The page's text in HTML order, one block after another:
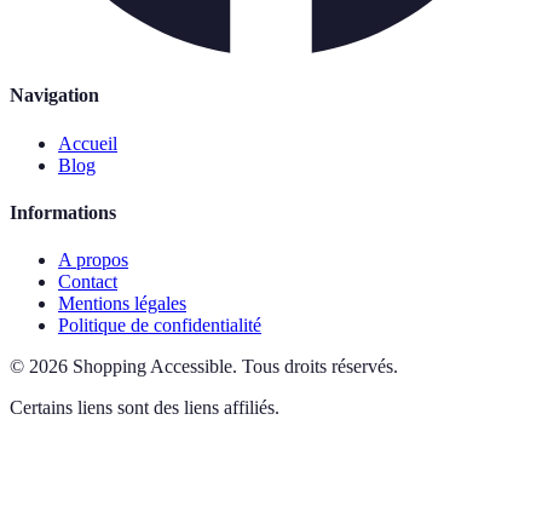
Navigation
Accueil
Blog
Informations
A propos
Contact
Mentions légales
Politique de confidentialité
© 2026 Shopping Accessible. Tous droits réservés.
Certains liens sont des liens affiliés.